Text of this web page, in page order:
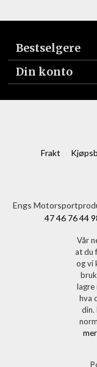
Bestselgere
Din konto
Frakt
Engs
47 46 76 44
Vår
at du
og vi
lagre
hva
din.
mer